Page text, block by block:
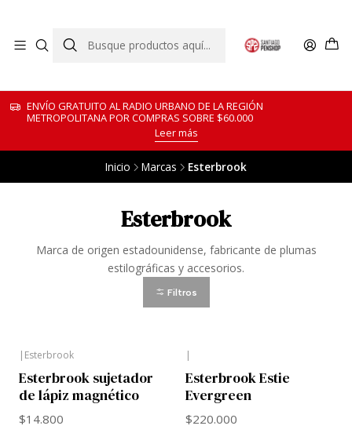
ENVÍO GRATUITO AL RADIO URBANO DE LA REGIÓN
METROPOLITANA POR COMPRAS SOBRE $60.000
Leer más
Inicio Marcas Esterbrook
Esterbrook
Marca de origen estadounidense, fabricante de plumas
estilográficas y accesorios.
Filtros
| Esterbrook
Esterbrook sujetador
de lápiz magnético
$14.800
|
Esterbrook Estie
Evergreen
$220.000